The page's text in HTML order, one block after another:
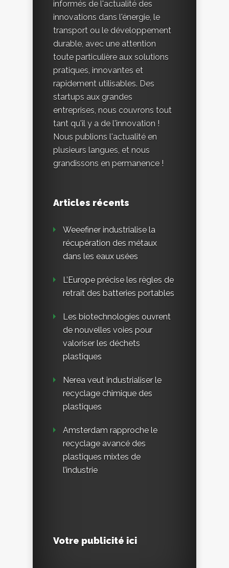
informés de l'actualité des
innovations dans l'énergie, le
transport ou le développement
durable, avec une attention
toute particulière aux solutions
pratiques, innovantes et
rapidement utilisables. Des
startups aux grandes
entreprises, nous couvrons tout
tant qu'il y a de l'innovation !
Nous publions l'actualité en
plusieurs langues, et nous
grandissons en permanence !
Articles récents
Weeefiner industrialise la
récupération des métaux
dans les eaux usées
L’Europe précise les règles de
retrait des batteries portables
Les biotechnologies ouvrent
de nouvelles voies pour
valoriser les déchets
plastiques
Nerea veut industrialiser le
recyclage chimique des
plastiques
Amsterdam rapproche le
recyclage avancé des
plastiques mixtes de
l’industrie
Votre publicité ici